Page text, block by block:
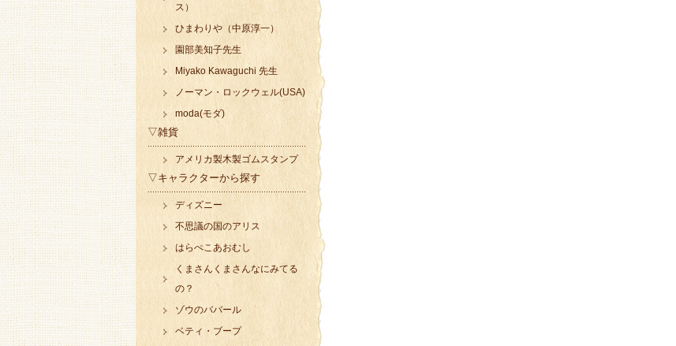
ス）
ひまわりや（中原淳一）
園部美知子先生
Miyako Kawaguchi 先生
ノーマン・ロックウェル(USA)
moda(モダ)
▽雑貨
アメリカ製木製ゴムスタンプ
▽キャラクターから探す
ディズニー
不思議の国のアリス
はらぺこあおむし
くまさんくまさんなにみてる
の？
ゾウのババール
ベティ・ブープ